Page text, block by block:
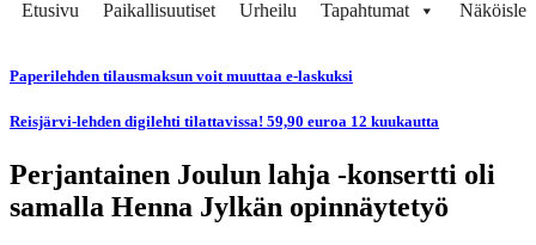
Etusivu Paikallisuutiset Urheilu Tapahtumat
Paperilehden tilausmaksun voit muuttaa e-laskuksi
Reisjärvi-lehden digilehti tilattavissa! 59,90 euroa 12 kuukautta
Perjantainen Joulun lahja -konsertti oli
samalla Henna Jylkän opinnäytetyö